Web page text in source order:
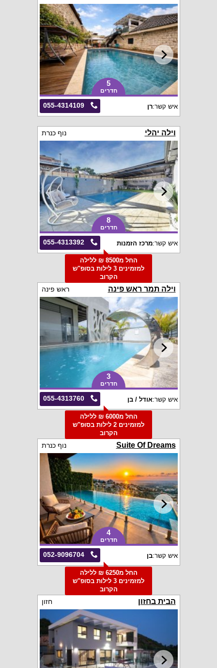
5
חדרים
055-4314109 איש קשר:רן
וילה יהלי נוף כנרת
8
חדרים
055-4313392 איש קשר:מרכז הזמנות
החל מ8500 ₪ ללילה
למזמינים 3 לילות בסופ"ש
הקרוב
וילה תמר ראש פינה ראש פינה
3
חדרים
055-4313760 איש קשר:אודל / בן
החל מ6000 ₪ ללילה
למזמינים 2 לילות בסופ"ש
הקרוב
Suite Of Dreams נוף כנרת
4
חדרים
052-9096704 איש קשר:בן
החל מ6250 ₪ ללילה
למזמינים 3 לילות בסופ"ש
הקרוב
הבית בחזון חזון